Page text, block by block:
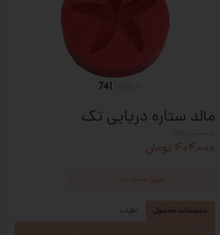
مالد ستاره دریایی تک
۴۰۴,۰۰۰ تومان
افزودن به سبد خرید
مشخصات محصول نظرات